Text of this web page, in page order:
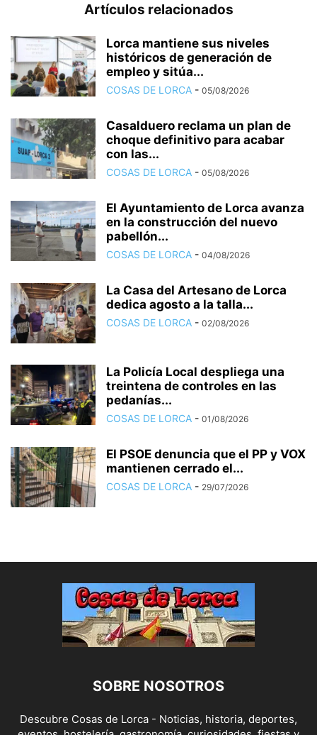
Artículos relacionados
Lorca mantiene sus niveles
históricos de generación de
empleo y sitúa...
COSAS DE LORCA - 05/08/2026
Casalduero reclama un plan de
choque definitivo para acabar
con las...
COSAS DE LORCA - 05/08/2026
El Ayuntamiento de Lorca avanza
en la construcción del nuevo
pabellón...
COSAS DE LORCA - 04/08/2026
La Casa del Artesano de Lorca
dedica agosto a la talla...
COSAS DE LORCA - 02/08/2026
La Policía Local despliega una
treintena de controles en las
pedanías...
COSAS DE LORCA - 01/08/2026
El PSOE denuncia que el PP y VOX
mantienen cerrado el...
COSAS DE LORCA - 29/07/2026
SOBRE NOSOTROS
Descubre Cosas de Lorca - Noticias, historia, deportes,